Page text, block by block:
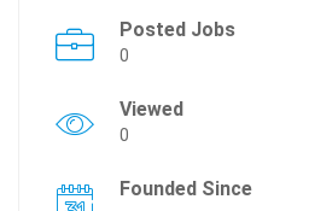
Posted Jobs
0
Viewed
0
Founded Since